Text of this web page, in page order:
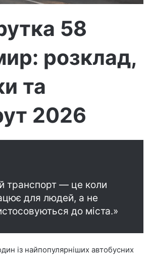
о
н
о
и
с
58
розклад,
та
2026
транспорт — це коли
для людей, а не
до міста.»
із найпопулярніших автобусних